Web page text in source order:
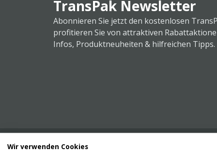
TransPak Newsletter
Abonnieren Sie jetzt den kostenlosen
profitieren Sie von attraktiven
Infos, Produktneuheiten & hilfreichen Tipps.
Wir verwenden Cookies